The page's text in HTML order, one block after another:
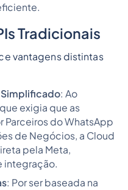
Tradicionais
vantagens distintas
: Ao
exigia que as
Parceiros do WhatsApp
de Negócios, a Cloud
pela Meta,
integração.
: Por ser baseada na